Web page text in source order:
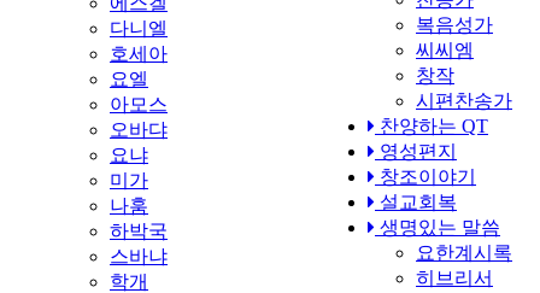
다니엘
호세아
요엘
아모스
오바댜
요냐
미가
나훔
하박국
스바냐
학개
복음성가
씨씨엠
창작
시편찬송가
찬양하는 QT
영성편지
창조이야기
설교회복
생명있는 말씀
요한계시록
히브리서